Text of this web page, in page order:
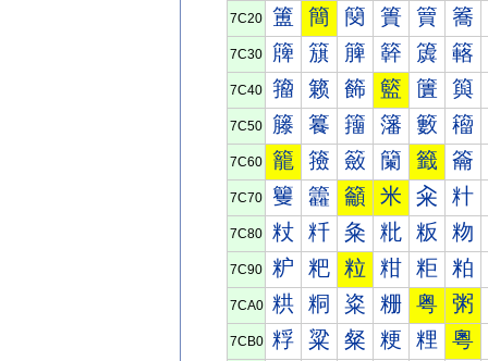
7C20 簠 簡 簢 簣 簤 簥
7C30 簰 簱 簲 簳 簴 簵
7C40 籀 籁 籂 籃 籄 籅
7C50 籐 籑 籒 籓 籔 籕
7C60 籠 籡 籢 籣 籤 籥
7C70 籰 籱 籲 米 籴 籵
7C80 粀 粁 粂 粃 粄 粅
7C90 粐 粑 粒 粓 粔 粕
7CA0 粠 粡 粢 粣 粤 粥
7CB0 粰 粱 粲 粳 粴 粵